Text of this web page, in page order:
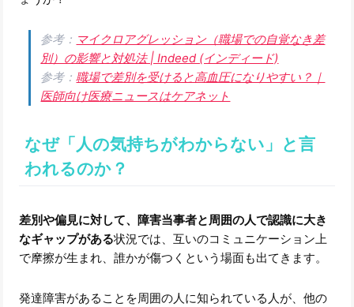
参考： マイクロアグレッション（職場での自覚なき差
別）の影響と対処法 | Indeed (インディード)
参考：職場で差別を受けると高血圧になりやすい？｜
医師向け医療ニュースはケアネット
なぜ「人の気持ちがわからない」と言
われるのか？
差別や偏見に対して、障害当事者と周囲の人で認識に大き
なギャップがある状況では、互いのコミュニケーション上
で摩擦が生まれ、誰かが傷つくという場面も出てきます。
発達障害があることを周囲の人に知られている人が、他の